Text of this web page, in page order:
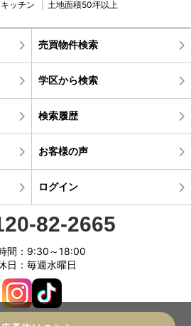
ッチン 土地面積50坪以上
売買物件検索
学区から検索
検索履歴
お客様の声
ログイン
82-2665
間：9:30～18:00
日：毎週水曜日